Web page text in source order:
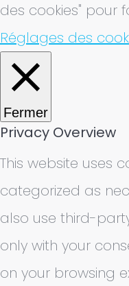
des cookies" pour
Réglages des
Fermer
Privacy Overview
This website uses
categorized as
also use third-
only with your
on your browsing